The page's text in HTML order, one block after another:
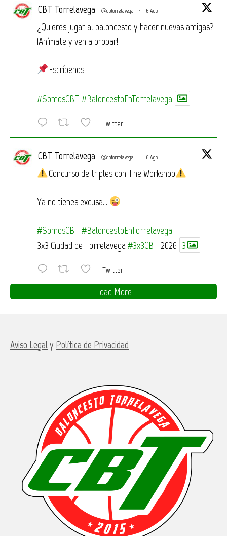
CBT Torrelavega @cbtorrelavega · 6 Ago
¿Quieres jugar al baloncesto y hacer nuevas amigas?
¡Anímate y ven a probar!
Escríbenos
#SomosCBT #BaloncestoEnTorrelavega
Twitter
CBT Torrelavega @cbtorrelavega · 6 Ago
Concurso de triples con The Workshop
Ya no tienes excusa…
#SomosCBT #BaloncestoEnTorrelavega
3x3 Ciudad de Torrelavega #3x3CBT 2026 3
Twitter
Load More
Aviso Legal y Política de Privacidad